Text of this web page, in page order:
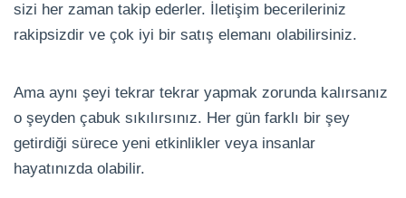
sizi her zaman takip ederler. İletişim becerileriniz
rakipsizdir ve çok iyi bir satış elemanı olabilirsiniz.
Ama aynı şeyi tekrar tekrar yapmak zorunda kalırsanız
o şeyden çabuk sıkılırsınız. Her gün farklı bir şey
getirdiği sürece yeni etkinlikler veya insanlar
hayatınızda olabilir.